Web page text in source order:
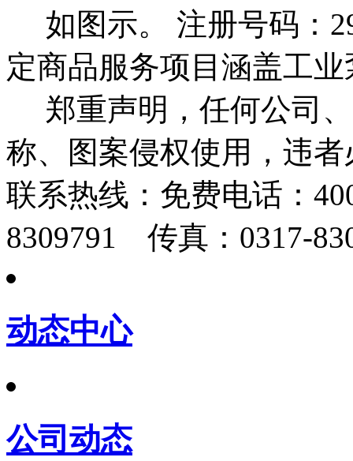
如图示。 注册号码：
定商品服务项目涵盖工
郑重声明，任何公司
称、图案侵权使用，违
联系热线： 免费电话：
8309791 传真：0317-
动态中心
公司动态